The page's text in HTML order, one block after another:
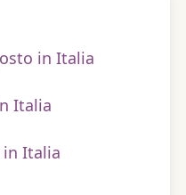
in Italia
Italia
in Italia